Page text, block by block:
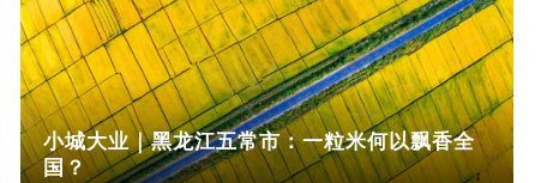
小城大业｜黑龙江五常市：一粒米何以飘香全
国？